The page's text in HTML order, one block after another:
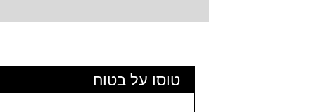
טוסו על בטוח